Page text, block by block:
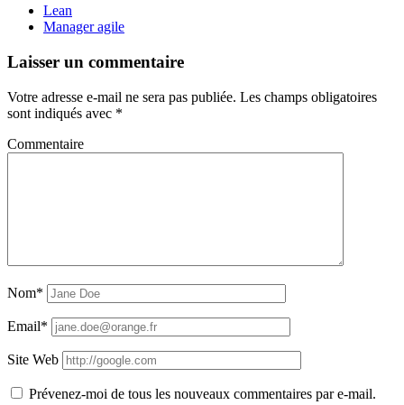
Lean
Manager agile
Laisser un commentaire
Votre adresse e-mail ne sera pas publiée. Les champs obligatoires
sont indiqués avec *
Commentaire
Nom*
Email*
Site Web
Prévenez-moi de tous les nouveaux commentaires par e-mail.